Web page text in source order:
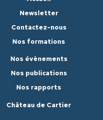
Newsletter
Contactez-nous
Nos formations
Nos évènements
Nos publications
Nos rapports
Château de Cartier